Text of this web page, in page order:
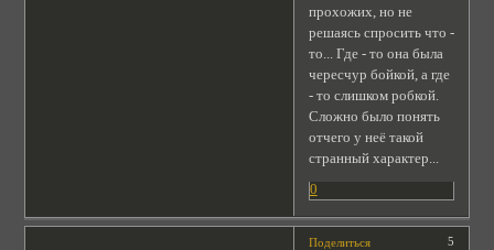
прохожих, но не
решаясь спросить что -
то... Где - то она была
чересчур бойкой, а где
- то слишком робкой.
Сложно было понять
отчего у неё такой
странный характер...
0
Поделиться
5